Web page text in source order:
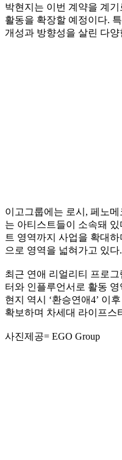
박현지는 이번 계약을 계
활동을 확장할 예정이다.
개성과 방향성을 살린 다
이고그룹에는 로시, 페노메
는 아티스트들이 소속돼
트 영역까지 사업을 확대
으로 영역을 넓혀가고 있다.
최근 연애 리얼리티 프로
터와 인플루언서로 활동
현지 역시 ‘환승연애4’ 이
확보하며 차세대 라이프스
사진제공= EGO Group